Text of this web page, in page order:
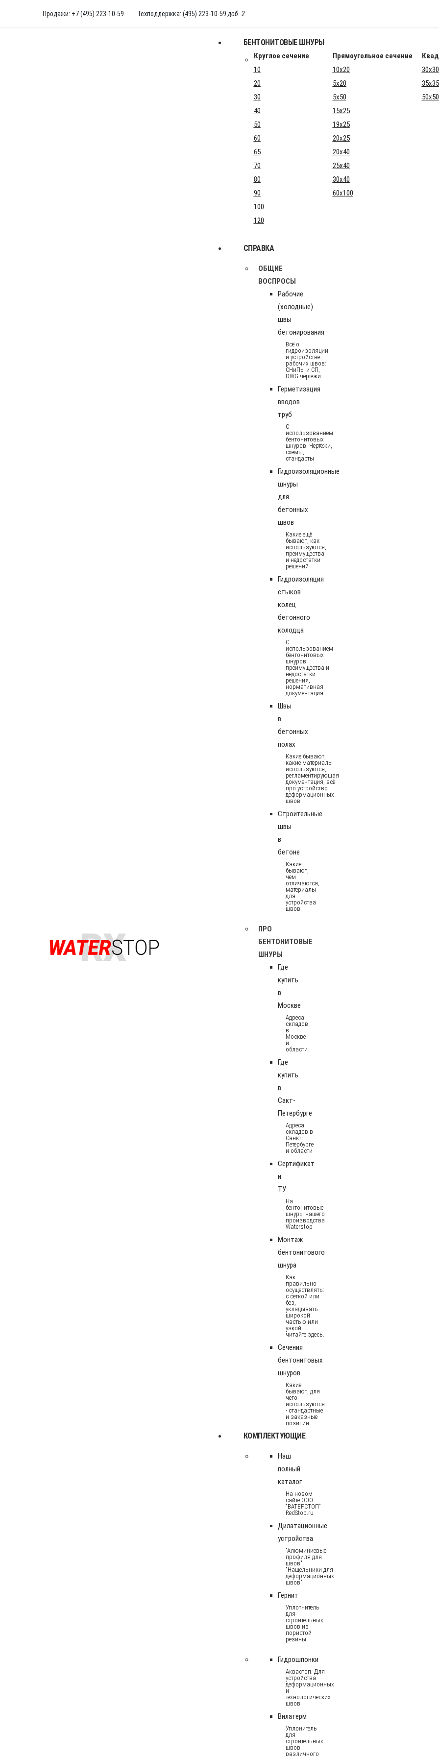
Продажи: +7 (495) 223-10-59 Техподдержка: (495) 223-10-59 доб. 2
БЕНТОНИТОВЫЕ ШНУРЫ
Круглое сечение Прямоугольное сечение
10
10x20
30x30
20
5x20
35x35
30
5x50
50x50
40
15x25
50
19x25
60
20x25
65
20x40
70
25x40
80
30x40
90
60x100
100
120
СПРАВКА
ОБЩИЕ
ВОСПРОСЫ
Рабочие
(холодные)
швы
бетонирования
Всё о
гидроизоляции
и устройстве
рабочих швов:
СНиПы и СП,
DWG чертежи
Герметизация
вводов
труб
С
использованием
бентонитовых
шнуров. Чертежи,
схемы,
стандарты
Гидроизоляционные
шнуры
для
бетонных
швов
Какие ещё
бывают, как
используются,
преимущества
и недостатки
решений
Гидроизоляция
стыков
колец
бетонного
колодца
С
использованием
бентонитовых
шнуров:
преимущества и
недостатки
решения,
нормативная
документация
Швы
в
бетонных
полах
Какие бывают,
какие материалы
используются,
регламентирующая
документация, всё
про устройство
деформационных
швов
Строительные
швы
в
бетоне
Какие
бывают,
чем
отличаются,
материалы
для
устройства
швов
ПРО
БЕНТОНИТОВЫЕ
ШНУРЫ
Где
купить
в
Москве
Адреса
складов
в
Москве
и
области
Где
купить
в
Сакт-
Петербурге
Адреса
складов в
Санкт-
Петербурге
и области
Сертификат
и
ТУ
На
бентонитовые
шнуры нашего
производства
Waterstop
Монтаж
бентонитового
шнура
Как
правильно
осуществлять:
с сеткой или
без,
укладывать
широкой
частью или
узкой -
читайте здесь.
Сечения
бентонитовых
шнуров
Какие
бывают, для
чего
используются
- стандартные
и заказные
позиции
КОМПЛЕКТУЮЩИЕ
Наш
полный
каталог
На новом
сайте ООО
"ВАТЕРСТОП"
RedStop.ru
Дилатационные
устройства
"Алюминиевые
профиля для
швов",
"Нащельники для
деформационных
швов"
Гернит
Уплотнитель
для
строительных
швов из
пористой
резины
Гидрошпонки
Аквастоп. Для
устройства
деформационных
и
технологических
швов
Вилатерм
Уплонитель
для
строительных
швов
различного